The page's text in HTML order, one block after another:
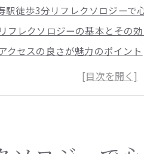
駅徒歩3分リフレクソロジーで
リフレクソロジーの基本とその
アクセスの良さが魅力のポイント
リフレクソロジーがもたらす心身